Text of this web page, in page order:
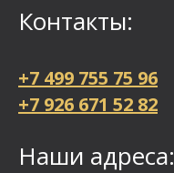
Контакты:
+7 499 755 75 96
+7 926 671 52 82
Наши адреса: